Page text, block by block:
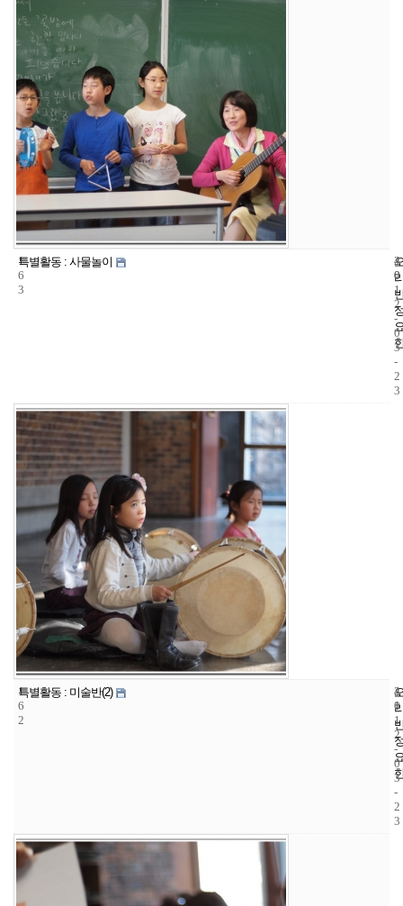
1
6
3
특별활동 : 사물놀이
4
0
2
0
1
2
-
0
3
-
2
3
1
6
2
특별활동 : 미술반(2)
4
1
2
0
1
2
-
0
3
-
2
3